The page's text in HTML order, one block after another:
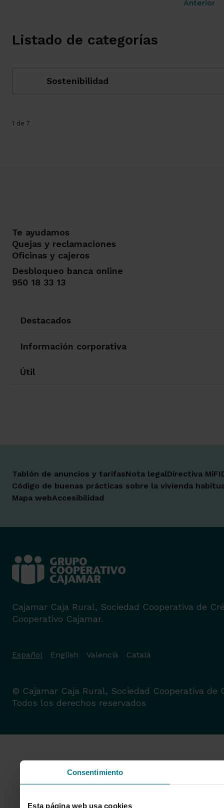
Consentimiento
Esta página web usa cookies
Anterior
Listado de categorías
Sostenibilidad
1 de 7
Te ayudamos
Quejas y reclamaciones
Oficinas y cajeros
Desbloqueo banca online
950 18 33 13
Destacados
Información corporativa
Útil
Tablón de anuncios y tarifasNota legalDirectiva
Código de buenas prácticas sobre la vivienda
Mapa webAccesibilidad
Cajamar Caja Rural, Sociedad Cooperativa de
Cooperativo Cajamar.
Español English Valencià Català
© Cajamar Caja Rural, Sociedad Cooperativa de
Todos los derechos reservados